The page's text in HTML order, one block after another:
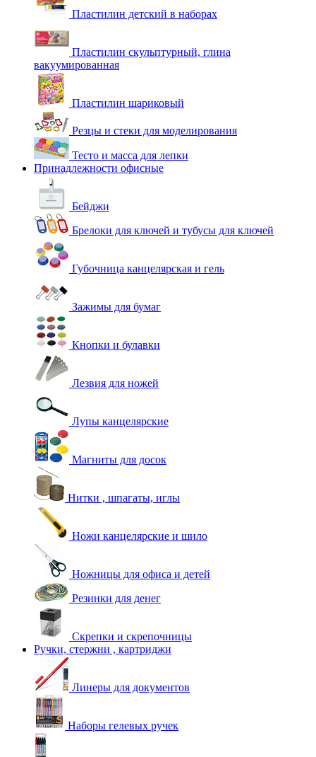
Пластилин детский в наборах
Пластилин скульптурный, глина
вакуумированная
Пластилин шариковый
Резцы и стеки для моделирования
Тесто и масса для лепки
Принадлежности офисные
Бейджи
Брелоки для ключей и тубусы для ключей
Губочница канцелярская и гель
Зажимы для бумаг
Кнопки и булавки
Лезвия для ножей
Лупы канцелярские
Магниты для досок
Нитки , шпагаты, иглы
Ножи канцелярские и шило
Ножницы для офиса и детей
Резинки для денег
Скрепки и скрепочницы
Ручки, стержни , картриджи
Линеры для документов
Наборы гелевых ручек